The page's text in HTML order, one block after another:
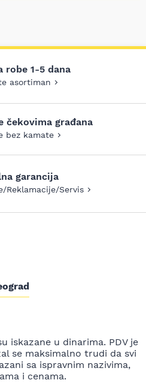
robe 1-5 dana
asortiman
čekovima građana
bez kamate
garancija
Reklamacije/Servis
iskazane u dinarima. PDV je
se maksimalno trudi da svi
sa ispravnim nazivima,
i cenama.